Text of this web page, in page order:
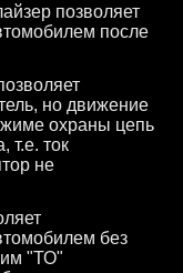
позволяет
после
но движение
охраны цепь
т.е. ток
не
без
"ТО"